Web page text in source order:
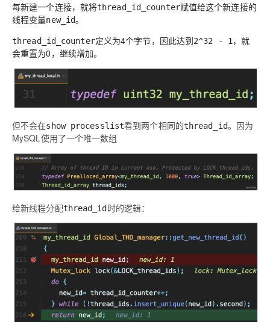
每新建一个连接，就将thread_id_counter赋值给这个新连接的
线程变量new_id。
thread_id_counter定义为4个字节，因此达到2^32 - 1，就
会重置为0，继续增加。
但不会在show processlist看到两个相同的thread_id。因为
MySQL使用了一个唯一数组
给新线程分配thread_id 时的逻辑：